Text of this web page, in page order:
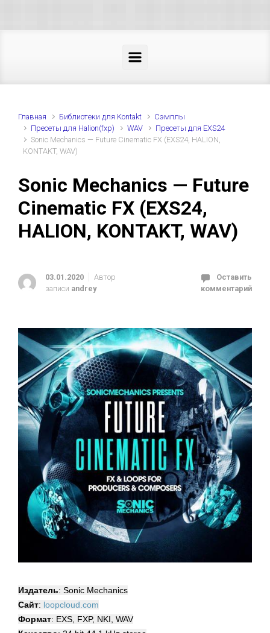
Главная Библиотеки для Kontakt
Cэмплы
Пресеты для Halion(fxp)
WAV
Пресеты для EXS24
Sonic Mechanics — Future Cinematic FX (EXS24, HALION,
KONTAKT, WAV)
Sonic Mechanics — Future
Cinematic FX (EXS24,
HALION, KONTAKT, WAV)
03.01.2020
Автор
записи andrey
Оставить
комментарий
Издатель: Sonic Mechanics
Сайт: loopcloud.com
Формат: EXS, FXP, NKI, WAV